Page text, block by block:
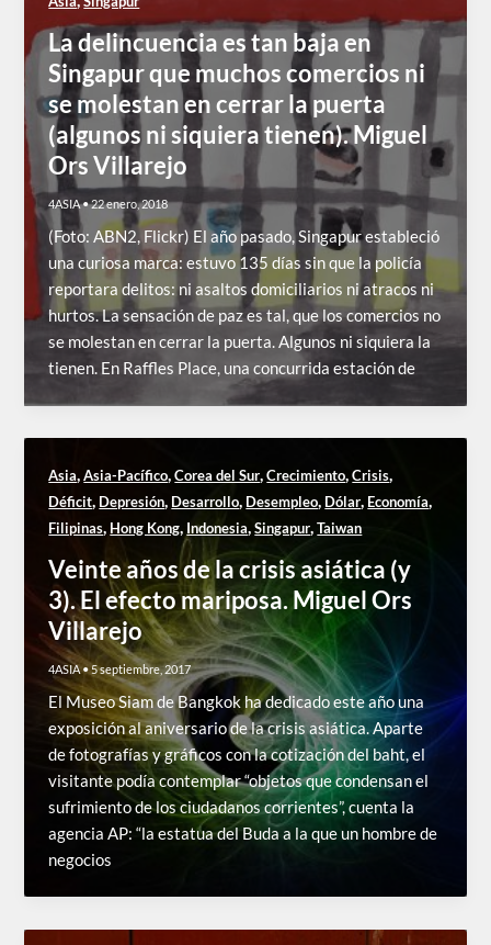
La delincuencia es tan baja en
Singapur que muchos comercios ni
se molestan en cerrar la puerta
(algunos ni siquiera tienen). Miguel
Ors Villarejo
4ASIA•22 enero, 2018
(Foto: ABN2, Flickr) El año pasado, Singapur estableció
una curiosa marca: estuvo 135 días sin que la policía
reportara delitos: ni asaltos domiciliarios ni atracos ni
hurtos. La sensación de paz es tal, que los comercios no
se molestan en cerrar la puerta. Algunos ni siquiera la
tienen. En Raffles Place, una concurrida estación de
Asia,Asia-Pacífico,Corea del Sur,Crecimiento,Crisis,
Déficit, Depresión, Desarrollo, Desempleo, Dólar, Economía,
Filipinas, Hong Kong, Indonesia,Singapur,Taiwan
Veinte años de la crisis asiática (y
3). El efecto mariposa. Miguel Ors
Villarejo
4ASIA• 5 septiembre, 2017
El Museo Siam de Bangkok ha dedicado este año una
exposición al aniversario de la crisis asiática. Aparte
de fotografías y gráficos con la cotización del baht, el
visitante podía contemplar “objetos que condensan el
sufrimiento de los ciudadanos corrientes”, cuenta la
agencia AP: “la estatua del Buda a la que un hombre de
negocios